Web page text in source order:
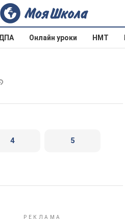
Онлайн уроки НМТ
4 5